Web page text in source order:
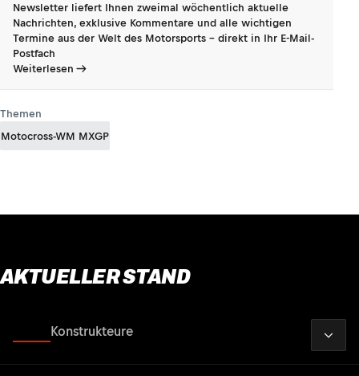
Newsletter liefert Ihnen zweimal wöchentlich aktuelle
Nachrichten, exklusive Kommentare und alle wichtigen
Termine aus der Welt des Motorsports - direkt in Ihr E-Mail-
Postfach
Weiterlesen
Themen
Motocross-WM MXGP
AKTUELLER STAND
Konstrukteure